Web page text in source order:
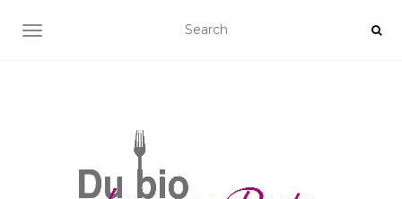
AFFICHER/MASQUER LA NAVIGATION